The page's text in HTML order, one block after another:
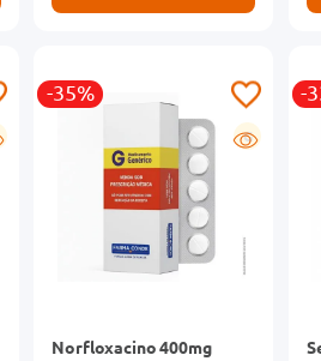
-35%
G
Norfloxacino 400mg
-